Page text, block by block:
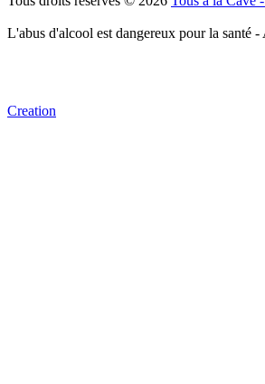
L'abus d'alcool est dangereux pour la santé
Creation